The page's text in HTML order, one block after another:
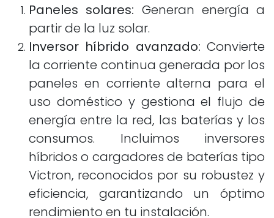
Paneles solares: Generan energía a
partir de la luz solar.
Inversor híbrido avanzado: Convierte
la corriente continua generada por los
paneles en corriente alterna para el
uso doméstico y gestiona el flujo de
energía entre la red, las baterías y los
consumos. Incluimos inversores
híbridos o cargadores de baterías tipo
Victron, reconocidos por su robustez y
eficiencia, garantizando un óptimo
rendimiento en tu instalación.